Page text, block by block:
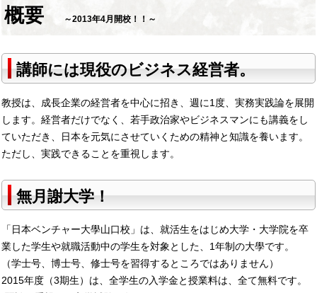
概要
～2013年4月開校！！～
講師には現役のビジネス経営者。
教授は、成長企業の経営者を中心に招き、週に1度、実務実践論を展開
します。経営者だけでなく、若手政治家やビジネスマンにも講義をし
ていただき、日本を元気にさせていくための精神と知識を養います。
ただし、実践できることを重視します。
無月謝大学！
「日本ベンチャー大學山口校」は、就活生をはじめ大学・大学院を卒
業した学生や就職活動中の学生を対象とした、1年制の大學です。
（学士号、博士号、修士号を習得するところではありません）
2015年度（3期生）は、全学生の入学金と授業料は、全て無料です。